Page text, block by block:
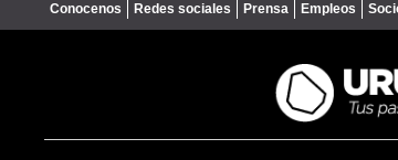
Conocenos Redes sociales Prensa Empleos